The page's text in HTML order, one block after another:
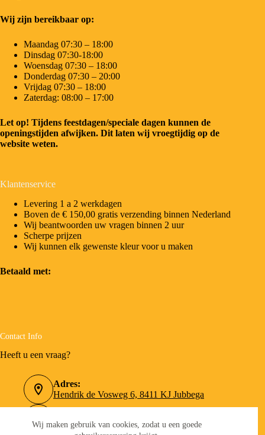
Wij maken gebruik van cookies, zodat u een goede
Wij zijn bereikbaar op:
Maandag 07:30 – 18:00
Dinsdag 07:30-18:00
Woensdag 07:30 – 18:00
Donderdag 07:30 – 20:00
Vrijdag 07:30 – 18:00
Zaterdag: 08:00 – 17:00
Let op! Tijdens feestdagen/speciale dagen kunnen de
openingstijden afwijken. Dit laten wij vroegtijdig op de
website weten.
Klantenservice
Levering 1 a 2 werkdagen
Boven de € 150,00 gratis verzending binnen Nederland
Wij beantwoorden uw vragen binnen 2 uur
Scherpe prijzen
Wij kunnen elk gewenste kleur voor u maken
Betaald met:
Contact Info
Heeft u een vraag?
Adres:
Hendrik de Vosweg 6, 8411 KJ Jubbega
0516-462090